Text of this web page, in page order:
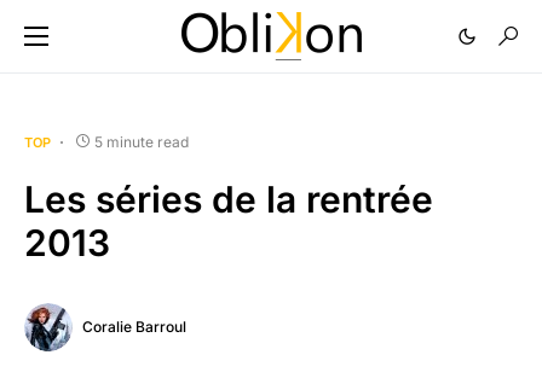
TOP 5 minute read
Les séries de la rentrée
2013
Coralie Barroul